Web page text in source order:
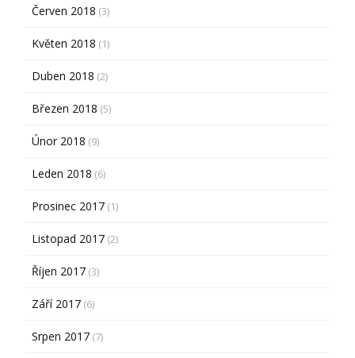
Červen 2018 (3)
Květen 2018 (1)
Duben 2018 (2)
Březen 2018 (5)
Únor 2018 (9)
Leden 2018 (6)
Prosinec 2017 (1)
Listopad 2017 (2)
Říjen 2017 (3)
Září 2017 (6)
Srpen 2017 (7)